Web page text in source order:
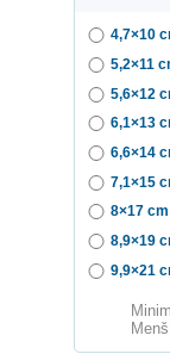
4,7×10
5,2×11
5,6×12
6,1×13
6,6×14
7,1×15
8×17 cm
8,9×19
9,9×21